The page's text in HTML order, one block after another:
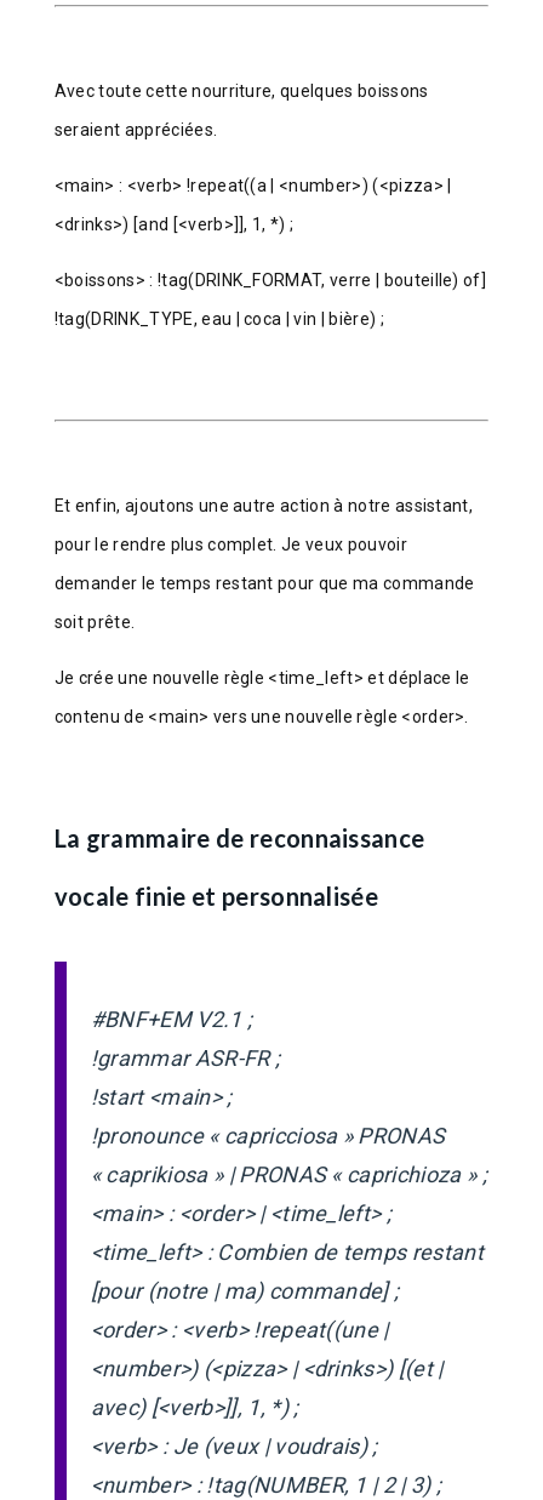
Avec toute cette nourriture, quelques boissons
seraient appréciées.
<main> : <verb> !repeat((a | <number>) (<pizza> |
<drinks>) [and [<verb>]], 1, *) ;
<boissons> : !tag(DRINK_FORMAT, verre | bouteille) of]
!tag(DRINK_TYPE, eau | coca | vin | bière) ;
Et enfin, ajoutons une autre action à notre assistant,
pour le rendre plus complet. Je veux pouvoir
demander le temps restant pour que ma commande
soit prête.
Je crée une nouvelle règle <time_left> et déplace le
contenu de <main> vers une nouvelle règle <order>.
La grammaire de reconnaissance
vocale finie et personnalisée
#BNF+EM V2.1 ;
!grammar ASR-FR ;
!start <main> ;
!pronounce « capricciosa » PRONAS
« caprikiosa » | PRONAS « caprichioza » ;
<main> : <order> | <time_left> ;
<time_left> : Combien de temps restant
[pour (notre | ma) commande] ;
<order> : <verb> !repeat((une |
<number>) (<pizza> | <drinks>) [(et |
avec) [<verb>]], 1, *) ;
<verb> : Je (veux | voudrais) ;
<number> : !tag(NUMBER, 1 | 2 | 3) ;